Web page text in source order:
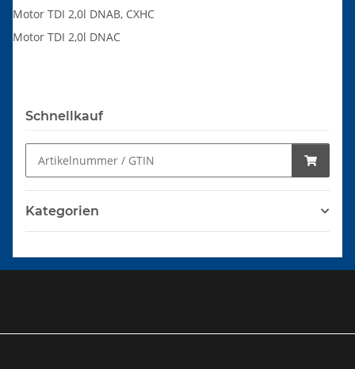
Motor TDI 2,0l DNAB, CXHC
Motor TDI 2,0l DNAC
Schnellkauf
Kategorien